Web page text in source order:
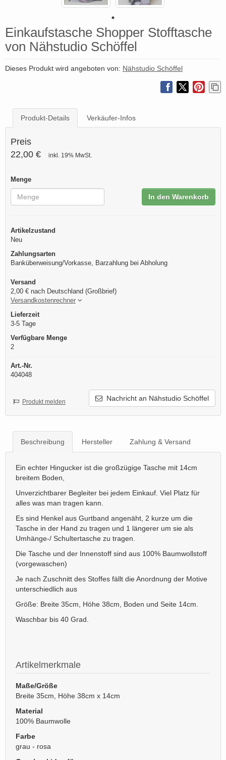
Einkaufstasche Shopper Stofftasche
von Nähstudio Schöffel
Dieses Produkt wird angeboten von: Nähstudio Schöffel
Produkt-Details Verkäufer-Infos
Preis
22,00 €
inkl. 19% MwSt.
Menge
In den Warenkorb
Artikelzustand
Neu
Zahlungsarten
Banküberweisung/Vorkasse, Barzahlung bei Abholung
Versand
2,00 € nach Deutschland (Großbrief)
Versandkostenrechner
Lieferzeit
3-5 Tage
Verfügbare Menge
2
Art.-Nr.
404048
Nachricht an Nähstudio Schöffel
Produkt melden
Beschreibung Hersteller Zahlung & Versand
Ein echter Hingucker ist die großzügige Tasche mit 14cm
breitem Boden,
Unverzichtbarer Begleiter bei jedem Einkauf. Viel Platz für
alles was man tragen kann.
Es sind Henkel aus Gurtband angenäht, 2 kurze um die
Tasche in der Hand zu tragen und 1 längerer um sie als
Umhänge-/ Schultertasche zu tragen.
Die Tasche und der Innenstoff sind aus 100% Baumwollstoff
(vorgewaschen)
Je nach Zuschnitt des Stoffes fällt die Anordnung der Motive
unterschiedlich aus
Größe: Breite 35cm, Höhe 38cm, Boden und Seite 14cm.
Waschbar bis 40 Grad.
Artikelmerkmale
Maße/Größe
Breite 35cm, Höhe 38cm x 14cm
Material
100% Baumwolle
Farbe
grau - rosa